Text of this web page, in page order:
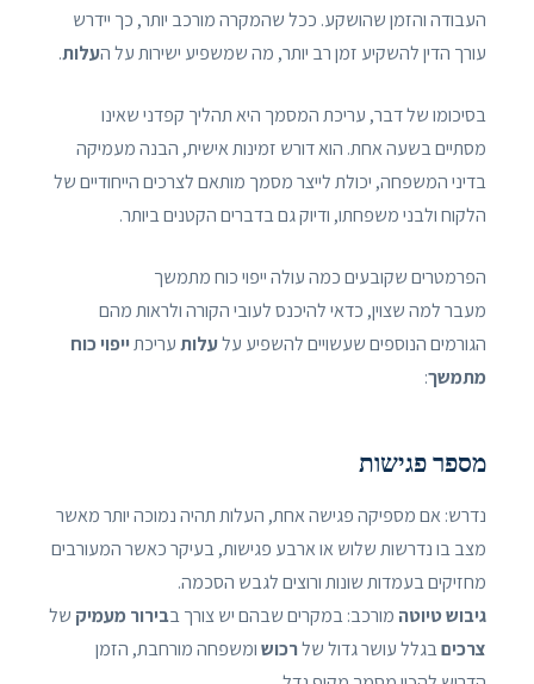
העבודה והזמן שהושקע. ככל שהמקרה מורכב יותר, כך יידרש
עורך הדין להשקיע זמן רב יותר, מה שמשפיע ישירות על העלות.
בסיכומו של דבר, עריכת המסמך היא תהליך קפדני שאינו
מסתיים בשעה אחת. הוא דורש זמינות אישית, הבנה מעמיקה
בדיני המשפחה, יכולת לייצר מסמך מותאם לצרכים הייחודיים של
הלקוח ולבני משפחתו, ודיוק גם בדברים הקטנים ביותר.
הפרמטרים שקובעים כמה עולה ייפוי כוח מתמשך
מעבר למה שצוין, כדאי להיכנס לעובי הקורה ולראות מהם
הגורמים הנוספים שעשויים להשפיע עלעלותעריכתייפוי כוח
מתמשך:
מספר פגישות
נדרש: אם מספיקה פגישה אחת, העלות תהיה נמוכה יותר מאשר
מצב בו נדרשות שלוש או ארבע פגישות, בעיקר כאשר המעורבים
מחזיקים בעמדות שונות ורוצים לגבש הסכמה.
גיבוש טיוטה מורכב: במקרים שבהם יש צורך בבירור מעמיק של
צרכיםבגלל עושר גדול שלרכושומשפחה מורחבת, הזמן